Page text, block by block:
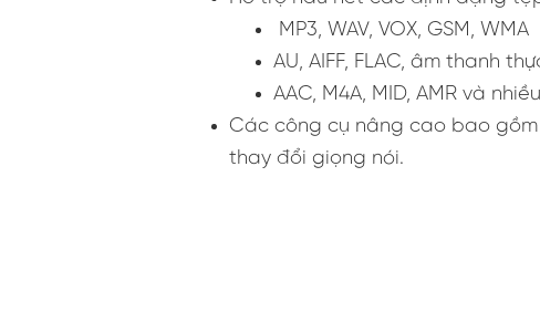
MP3, WAV, VOX, GSM, WMA
AU, AIFF, FLAC, âm thanh
AAC, M4A, MID, AMR và
Các công cụ nâng cao bao
thay đổi giọng nói.